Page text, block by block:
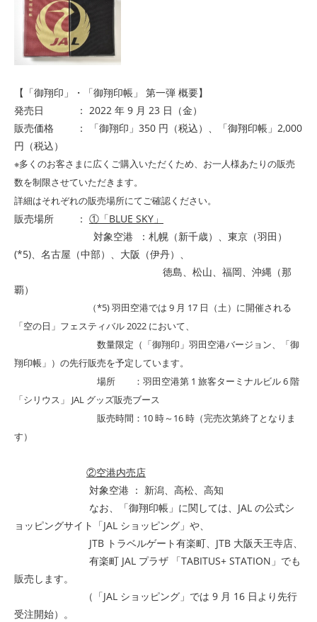
【「御翔印」・「御翔印帳」 第一弾 概要】
発売日 ： 2022 年 9 月 23 日（金）
販売価格 ： 「御翔印」350 円（税込）、「御翔印帳」2,000
円（税込）
※多くのお客さまに広くご購入いただくため、お一人様あたりの販売
数を制限させていただきます。
詳細はそれぞれの販売場所にてご確認ください。
販売場所 ： ①「BLUE SKY」
対象空港 ：札幌（新千歳）、東京（羽田）
(*5)、名古屋（中部）、大阪（伊丹）、
徳島、松山、福岡、沖縄（那
覇）
（*5) 羽田空港では 9 月 17 日（土）に開催される
「空の日」フェスティバル 2022 において、
数量限定（「御翔印」羽田空港バージョン、「御
翔印帳」）の先行販売を予定しています。
場所 ：羽田空港第 1 旅客ターミナルビル 6 階
「シリウス」 JAL グッズ販売ブース
販売時間：10 時～16 時（完売次第終了となりま
す）
②空港内売店
対象空港 ： 新潟、高松、高知
なお、「御翔印帳」に関しては、JAL の公式シ
ョッピングサイト「JAL ショッピング」や、
JTB トラベルゲート有楽町、JTB 大阪天王寺店、
有楽町 JAL プラザ 「TABITUS+ STATION」でも
販売します。
（「JAL ショッピング」では 9 月 16 日より先行
受注開始）。